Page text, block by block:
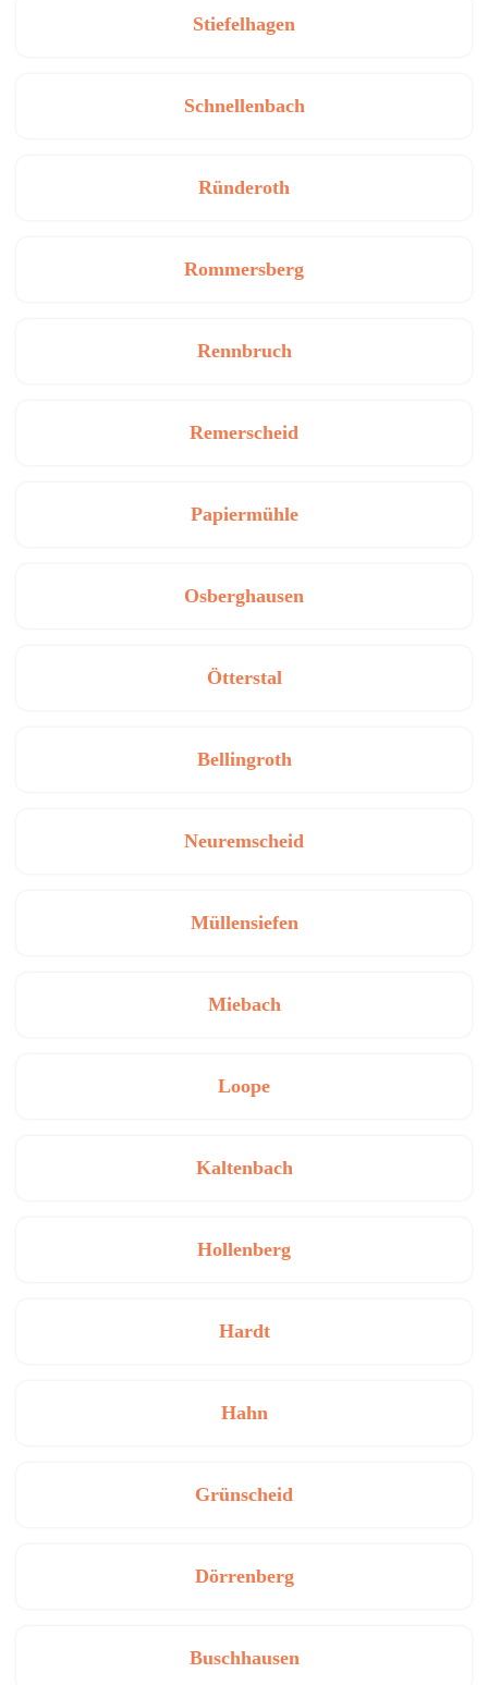
Stiefelhagen
Schnellenbach
Ründeroth
Rommersberg
Rennbruch
Remerscheid
Papiermühle
Osberghausen
Ötterstal
Bellingroth
Neuremscheid
Müllensiefen
Miebach
Loope
Kaltenbach
Hollenberg
Hardt
Hahn
Grünscheid
Dörrenberg
Buschhausen